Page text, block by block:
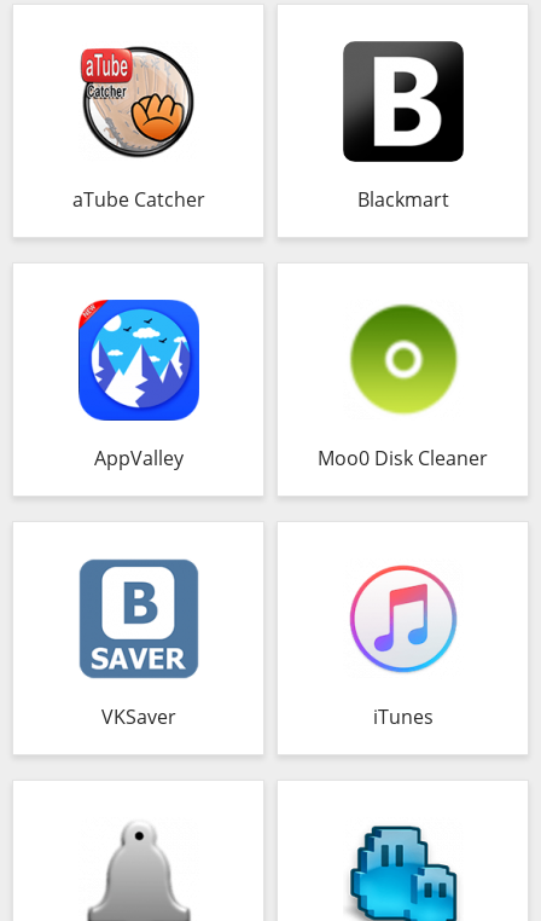
aTube Catcher Blackmart
AppValley Moo0 Disk Cleaner
VKSaver iTunes